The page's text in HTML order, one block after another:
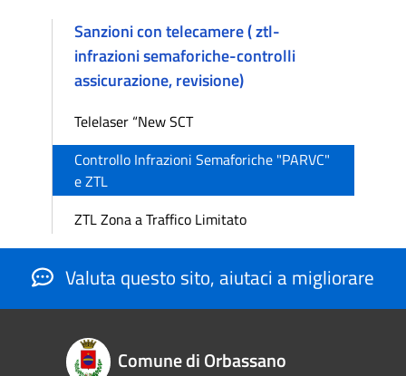
Sanzioni con telecamere ( ztl-
infrazioni semaforiche-controlli
assicurazione, revisione)
Telelaser “New SCT
Controllo Infrazioni Semaforiche "PARVC"
e ZTL
ZTL Zona a Traffico Limitato
Valuta questo sito, aiutaci a migliorare
Comune di Orbassano